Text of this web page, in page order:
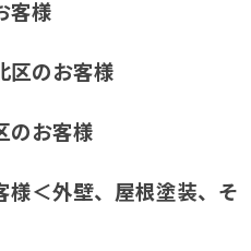
客様
区のお客様
のお客様
様＜外壁、屋根塗装、そ